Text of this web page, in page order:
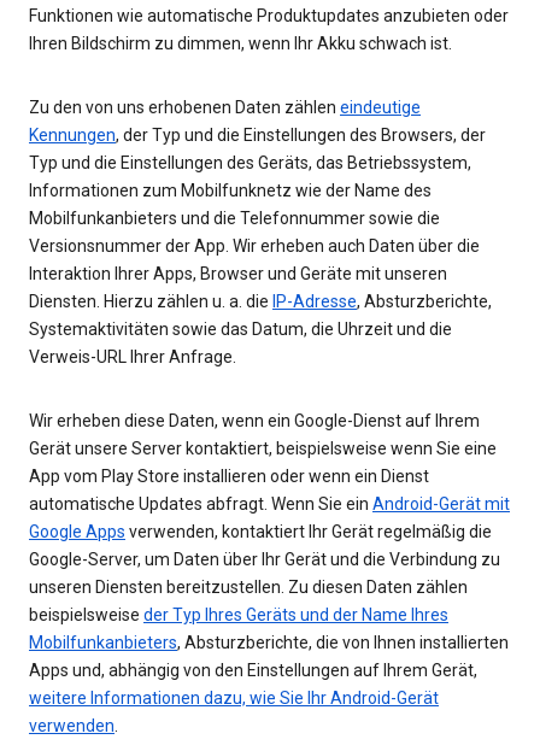
Funktionen wie automatische Produktupdates anzubieten oder
Ihren Bildschirm zu dimmen, wenn Ihr Akku schwach ist.
Zu den von uns erhobenen Daten zählen eindeutige
Kennungen, der Typ und die Einstellungen des Browsers, der
Typ und die Einstellungen des Geräts, das Betriebssystem,
Informationen zum Mobilfunknetz wie der Name des
Mobilfunkanbieters und die Telefonnummer sowie die
Versionsnummer der App. Wir erheben auch Daten über die
Interaktion Ihrer Apps, Browser und Geräte mit unseren
Diensten. Hierzu zählen u. a. die IP-Adresse, Absturzberichte,
Systemaktivitäten sowie das Datum, die Uhrzeit und die
Verweis-URL Ihrer Anfrage.
Wir erheben diese Daten, wenn ein Google-Dienst auf Ihrem
Gerät unsere Server kontaktiert, beispielsweise wenn Sie eine
App vom Play Store installieren oder wenn ein Dienst
automatische Updates abfragt. Wenn Sie ein Android-Gerät mit
Google Apps verwenden, kontaktiert Ihr Gerät regelmäßig die
Google-Server, um Daten über Ihr Gerät und die Verbindung zu
unseren Diensten bereitzustellen. Zu diesen Daten zählen
beispielsweise der Typ Ihres Geräts und der Name Ihres
Mobilfunkanbieters, Absturzberichte, die von Ihnen installierten
Apps und, abhängig von den Einstellungen auf Ihrem Gerät,
weitere Informationen dazu, wie Sie Ihr Android-Gerät
verwenden.